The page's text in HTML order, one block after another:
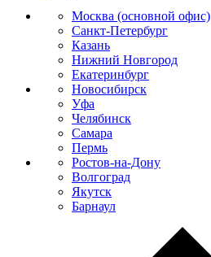
Москва (основной офис)
Санкт-Петербург
Казань
Нижний Новгород
Екатеринбург
Новосибирск
Уфа
Челябинск
Самара
Пермь
Ростов-на-Дону
Волгоград
Якутск
Барнаул